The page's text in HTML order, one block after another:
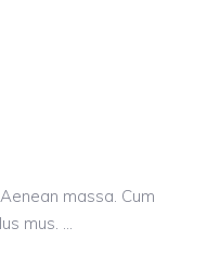
massa. Cum
mus.